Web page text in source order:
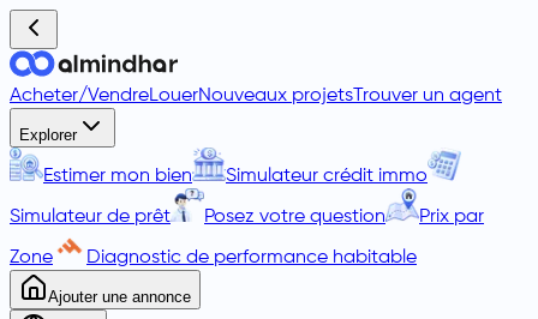
Acheter/VendreLouerNouveaux projets Trouver un agent
Explorer
Estimer mon bien Simulateur crédit immo
Simulateur de prêt Posez votre question Prix par
Zone Diagnostic de performance habitable
Ajouter une annonce